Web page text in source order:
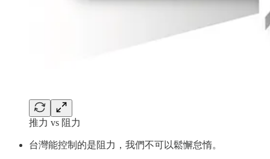
推力 vs 阻力
台灣能控制的是阻力，我們不可以鬆懈怠惰。